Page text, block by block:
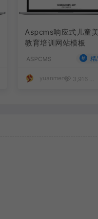
Aspcms响应式儿童
教育培训网站模板
ASPCMS # 精
yuanmeng 3,916